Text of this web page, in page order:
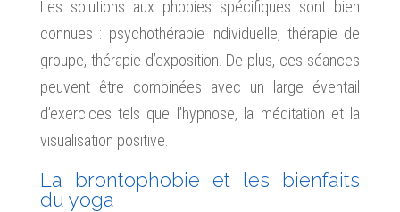
Les solutions aux phobies spécifiques sont bien
connues : psychothérapie individuelle, thérapie de
groupe, thérapie d’exposition. De plus, ces séances
peuvent être combinées avec un large éventail
d’exercices tels que l’hypnose, la méditation et la
visualisation positive.
La brontophobie et les bienfaits
du yoga